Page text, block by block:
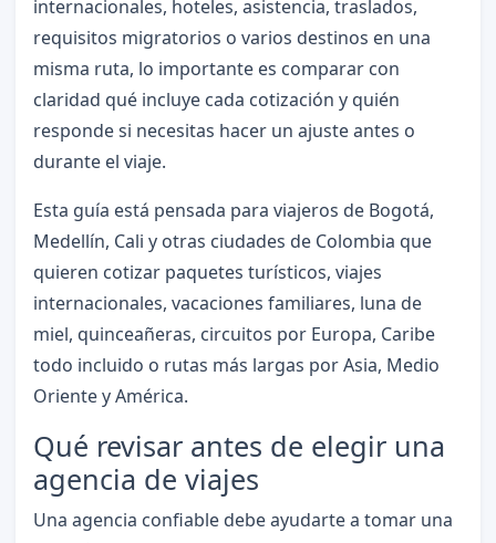
internacionales, hoteles, asistencia, traslados,
requisitos migratorios o varios destinos en una
misma ruta, lo importante es comparar con
claridad qué incluye cada cotización y quién
responde si necesitas hacer un ajuste antes o
durante el viaje.
Esta guía está pensada para viajeros de Bogotá,
Medellín, Cali y otras ciudades de Colombia que
quieren cotizar paquetes turísticos, viajes
internacionales, vacaciones familiares, luna de
miel, quinceañeras, circuitos por Europa, Caribe
todo incluido o rutas más largas por Asia, Medio
Oriente y América.
Qué revisar antes de elegir una
agencia de viajes
Una agencia confiable debe ayudarte a tomar una